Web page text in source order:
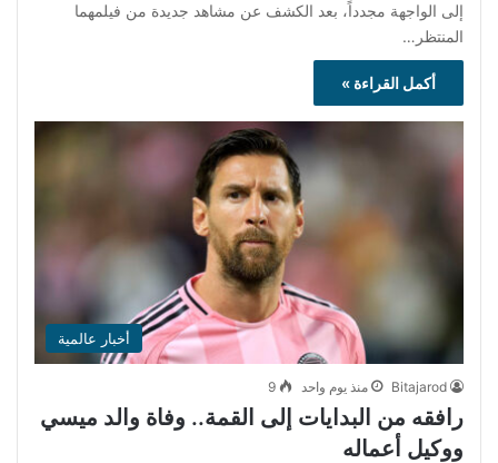
إلى الواجهة مجدداً، بعد الكشف عن مشاهد جديدة من فيلمهما
المنتظر…
أكمل القراءة »
أخبار عالمية
Bitajarod منذ يوم واحد 9
رافقه من البدايات إلى القمة.. وفاة والد ميسي
ووكيل أعماله